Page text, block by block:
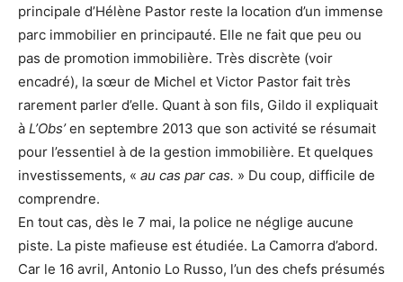
principale d’Hélène Pastor reste la location d’un immense
parc immobilier en principauté. Elle ne fait que peu ou
pas de promotion immobilière. Très discrète (voir
encadré), la sœur de Michel et Victor Pastor fait très
rarement parler d’elle. Quant à son fils, Gildo il expliquait
à L’Obs’en septembre 2013 que son activité se résumait
pour l’essentiel à de la gestion immobilière. Et quelques
investissements, « au cas par cas. » Du coup, difficile de
comprendre.
En tout cas, dès le 7 mai, la police ne néglige aucune
piste. La piste mafieuse est étudiée. La Camorra d’abord.
Car le 16 avril, Antonio Lo Russo, l’un des chefs présumés